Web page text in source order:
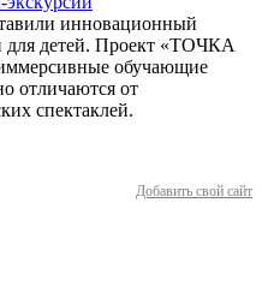
инновационный
для детей. Проект «ТОЧКА
обучающие
отличаются от
спектаклей.
Добавить свой сайт